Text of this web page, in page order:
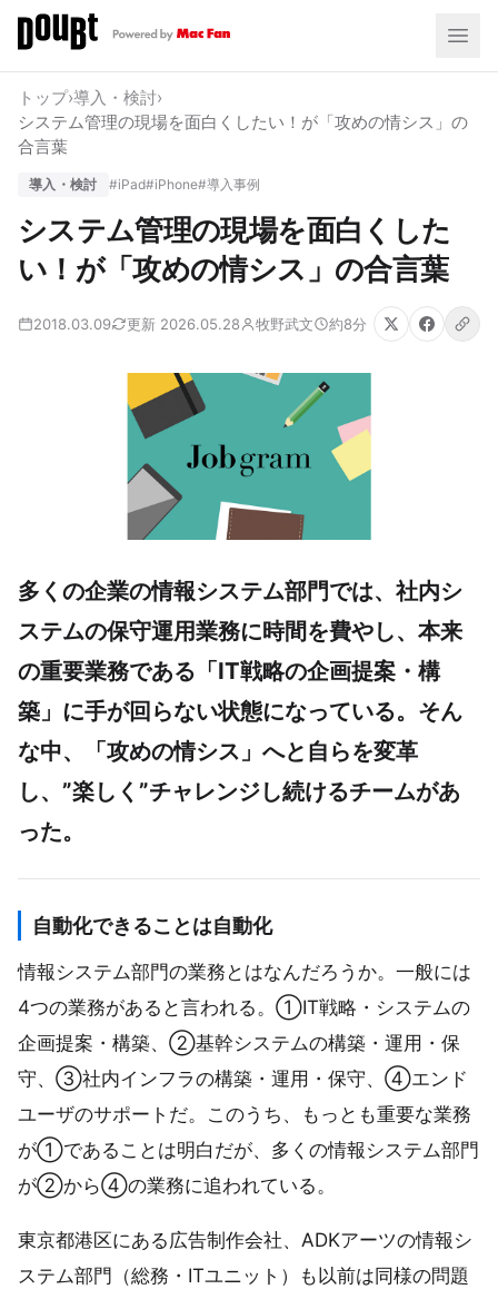
トップ›導入・検討›
システム管理の現場を面白くしたい！が「攻めの情シス」の
合言葉
導入・検討 #iPad#iPhone#導入事例
システム管理の現場を面白くした
い！が「攻めの情シス」の合言葉
2018.03.09 更新 2026.05.28 牧野武文 約8分
多くの企業の情報システム部門では、社内シ
ステムの保守運用業務に時間を費やし、本来
の重要業務である「IT戦略の企画提案・構
築」に手が回らない状態になっている。そん
な中、「攻めの情シス」へと自らを変革
し、”楽しく”チャレンジし続けるチームがあ
った。
自動化できることは自動化
情報システム部門の業務とはなんだろうか。一般には
4つの業務があると言われる。①IT戦略・システムの
企画提案・構築、②基幹システムの構築・運用・保
守、③社内インフラの構築・運用・保守、④エンド
ユーザのサポートだ。このうち、もっとも重要な業務
が①であることは明白だが、多くの情報システム部門
が②から④の業務に追われている。
東京都港区にある広告制作会社、ADKアーツの情報シ
ステム部門（総務・ITユニット）も以前は同様の問題